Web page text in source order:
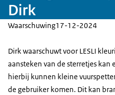
Dirk
Waarschuwing17-12-2024
Dirk waarschuwt voor LESLI
aansteken van de sterretjes kan
hierbij kunnen kleine
de gebruiker komen. Dit kan